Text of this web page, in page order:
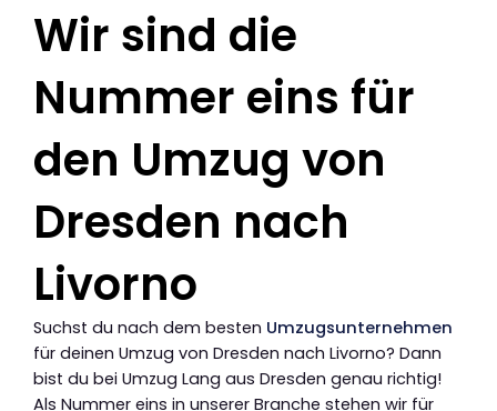
Wir sind die
Nummer eins für
den Umzug von
Dresden nach
Livorno
Suchst du nach dem besten Umzugsunternehmen
für deinen Umzug von Dresden nach Livorno? Dann
bist du bei Umzug Lang aus Dresden genau richtig!
Als Nummer eins in unserer Branche stehen wir für